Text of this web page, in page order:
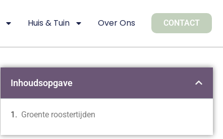
Huis & Tuin Over Ons CONTACT
Inhoudsopgave
Groente roostertijden